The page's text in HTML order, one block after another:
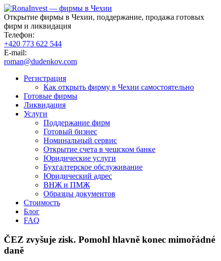
Открытие фирмы в Чехии, поддержание, продажа готовых
фирм и ликвидация
Телефон:
+420 773 622 544
E-mail:
roman@dudenkov.com
Регистрация
Как открыть фирму в Чехии самостоятельно
Готовые фирмы
Ликвидация
Услуги
Поддержание фирм
Готовый бизнес
Номинальный сервис
Открытие счета в чешском банке
Юридические услуги
Бухгалтерское обслуживание
Юридический адрес
ВНЖ и ПМЖ
Образцы документов
Стоимость
Блог
FAQ
ČEZ zvyšuje zisk. Pomohl hlavně konec mimořádné
daně